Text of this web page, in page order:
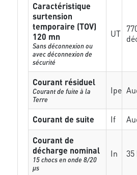
Caractéristique
surtension
temporaire (TOV)
120 mn
Sans déconnexion ou
avec déconnexion de
sécurité
UT
Courant résiduel
Courant de fuite à la
Terre
Ipe
Courant de suite If
Courant de
décharge nominal
15 chocs en onde 8/20
µs
In 35